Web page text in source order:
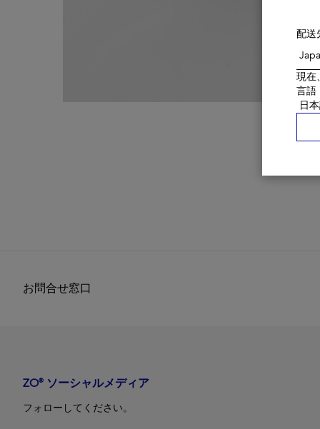
お問合せ窓口
ZO® ソーシャルメディア
フォローしてください。
配送
現在
言語